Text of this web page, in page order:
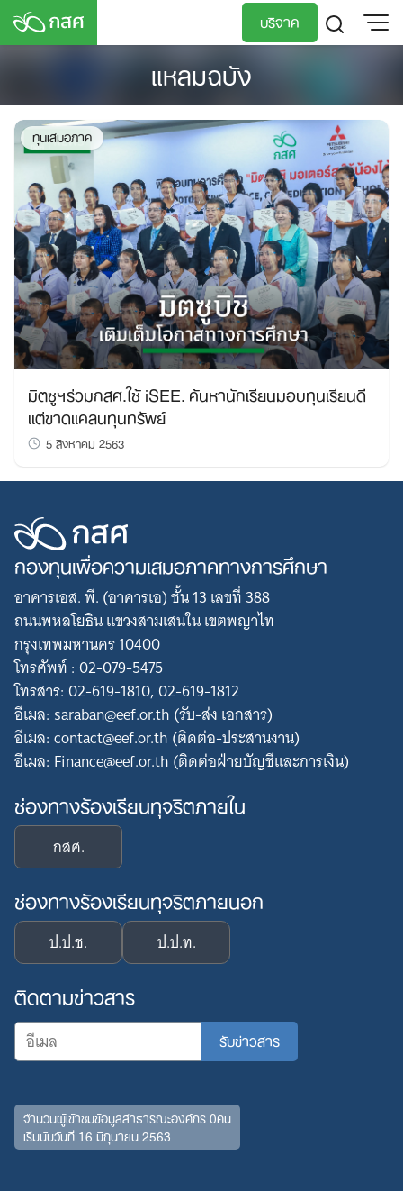
Skip
content
บริจาค
แหลมฉบัง
ทุนเสมอภาค
มิตซูฯร่วมกสศ.ใช้ iSEE. ค้นหานักเรียนมอบทุนเรียนดี
แต่ขาดแคลนทุนทรัพย์
5 สิงหาคม 2563
กองทุนเพื่อความเสมอภาคทางการศึกษา
อาคารเอส. พี. (อาคารเอ) ชั้น 13 เลขที่ 388
ถนนพหลโยธิน แขวงสามเสนใน เขตพญาไท
กรุงเทพมหานคร 10400
โทรศัพท์ : 02-079-5475
โทรสาร: 02-619-1810, 02-619-1812
อีเมล: saraban@eef.or.th (รับ-ส่ง เอกสาร)
อีเมล: contact@eef.or.th (ติดต่อ-ประสานงาน)
อีเมล: Finance@eef.or.th (ติดต่อฝ่ายบัญชีและการเงิน)
ช่องทางร้องเรียนทุจริตภายใน
กสศ.
ช่องทางร้องเรียนทุจริตภายนอก
ป.ป.ช. ป.ป.ท.
ติดตามข่าวสาร
จำนวนผู้เข้าชมข้อมูลสาธารณะองค์กร 0คน
เริ่มนับวันที่ 16 มิถุนายน 2563